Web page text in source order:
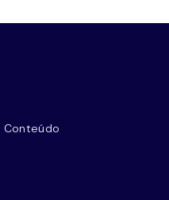
Conteúdo